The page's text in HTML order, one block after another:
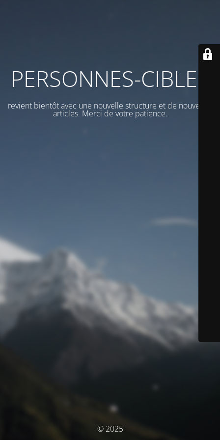
PERSONNES-CIBLES
revient bientôt avec une nouvelle structure et de nouveaux
articles. Merci de votre patience.
© 2025